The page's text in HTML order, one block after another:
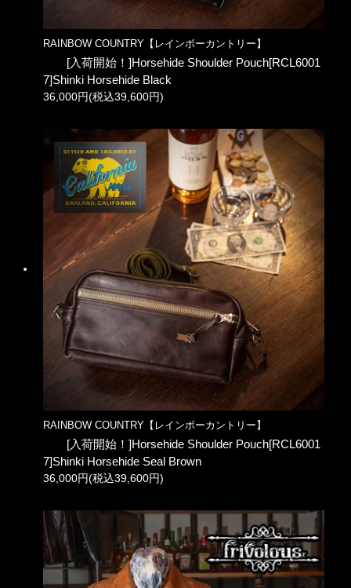
RAINBOW COUNTRY【レインボーカントリー】
[入荷開始！]Horsehide Shoulder Pouch[RCL6001
7]Shinki Horsehide Black
36,000円(税込39,600円)
RAINBOW COUNTRY【レインボーカントリー】
[入荷開始！]Horsehide Shoulder Pouch[RCL6001
7]Shinki Horsehide Seal Brown
36,000円(税込39,600円)